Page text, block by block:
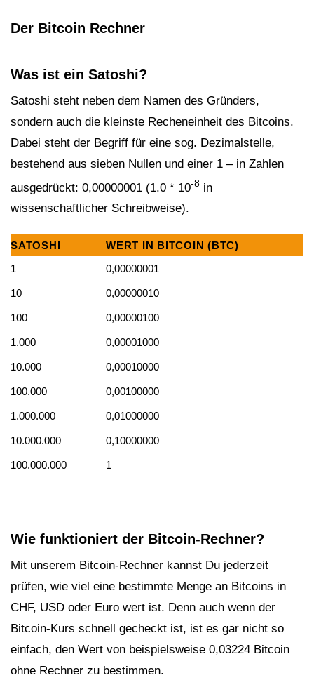
Der Bitcoin Rechner
Was ist ein Satoshi?
Satoshi steht neben dem Namen des Gründers,
sondern auch die kleinste Recheneinheit des Bitcoins.
Dabei steht der Begriff für eine sog. Dezimalstelle,
bestehend aus sieben Nullen und einer 1 – in Zahlen
ausgedrückt: 0,00000001 (1.0 * 10-8 in
wissenschaftlicher Schreibweise).
SATOSHI
WERT IN BITCOIN (BTC)
1
0,00000001
10 0,00000010
100 0,00000100
1.000 0,00001000
10.000 0,00010000
100.000 0,00100000
1.000.000 0,01000000
10.000.000 0,10000000
100.000.000 1
Wie funktioniert der Bitcoin-Rechner?
Mit unserem Bitcoin-Rechner kannst Du jederzeit
prüfen, wie viel eine bestimmte Menge an Bitcoins in
CHF, USD oder Euro wert ist. Denn auch wenn der
Bitcoin-Kurs schnell gecheckt ist, ist es gar nicht so
einfach, den Wert von beispielsweise 0,03224 Bitcoin
ohne Rechner zu bestimmen.